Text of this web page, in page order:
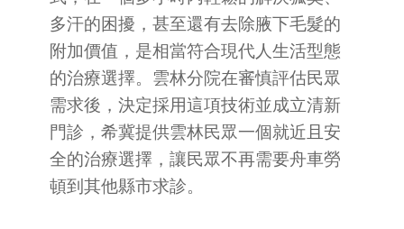
多汗的困擾，甚至還有去除腋下毛髮的
附加價值，是相當符合現代人生活型態
的治療選擇。雲林分院在審慎評估民眾
需求後，決定採用這項技術並成立清新
門診，希冀提供雲林民眾一個就近且安
全的治療選擇，讓民眾不再需要舟車勞
頓到其他縣市求診。